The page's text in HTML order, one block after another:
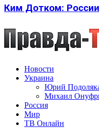
Ким Дотком:
Новости
Украина
Юрий
Михаил
Россия
Мир
ТВ Онлайн